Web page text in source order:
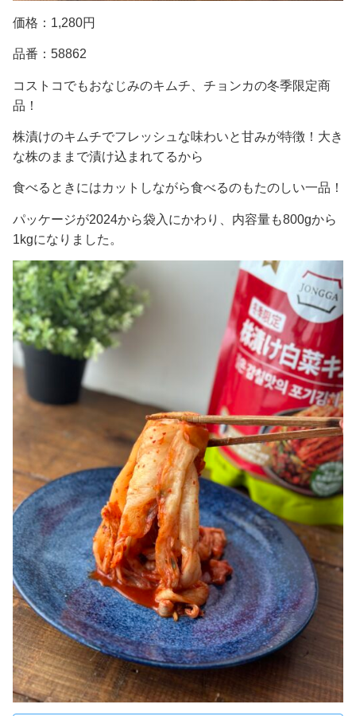
価格：1,280円
品番：58862
コストコでもおなじみのキムチ、チョンカの冬季限定商
品！
株漬けのキムチでフレッシュな味わいと甘みが特徴！大き
な株のままで漬け込まれてるから
食べるときにはカットしながら食べるのもたのしい一品！
パッケージが2024から袋入にかわり、内容量も800gから
1kgになりました。